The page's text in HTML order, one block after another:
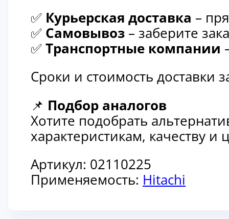
✅ Курьерская доставка –
✅ Самовывоз – заберите
✅ Транспортные компании
Сроки и стоимость доставки
📌 Подбор аналогов
Хотите подобрать
характеристикам, качеству
Артикул: 02110225
Применяемость: Hitachi